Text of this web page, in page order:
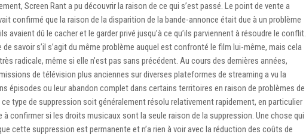
Screen Rant a pu découvrir la raison de ce qui s’est passé. Le point de vente a
confirmé que la raison de la disparition de la bande-annonce était due à un problème
avaient dû le cacher et le garder privé jusqu’à ce qu’ils parviennent à résoudre le conflit.
savoir s’il s’agit du même problème auquel est confronté le film lui-même, mais cela
radicale, même si elle n’est pas sans précédent. Au cours des dernières années,
de télévision plus anciennes sur diverses plateformes de streaming a vu la
épisodes ou leur abandon complet dans certains territoires en raison de problèmes de
type de suppression soit généralement résolu relativement rapidement, en particulier
confirmer si les droits musicaux sont la seule raison de la suppression. Une chose qui
cette suppression est permanente et n’a rien à voir avec la réduction des coûts de